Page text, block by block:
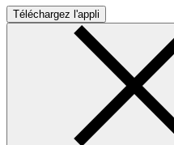
Téléchargez l'appli